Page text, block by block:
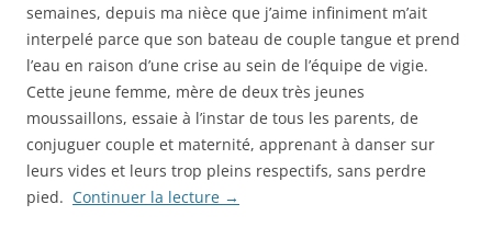
semaines, depuis ma nièce que j’aime infiniment m’ait
interpelé parce que son bateau de couple tangue et prend
l’eau en raison d’une crise au sein de l’équipe de vigie.
Cette jeune femme, mère de deux très jeunes
moussaillons, essaie à l’instar de tous les parents, de
conjuguer couple et maternité, apprenant à danser sur
leurs vides et leurs trop pleins respectifs, sans perdre
pied. Continuer la lecture →